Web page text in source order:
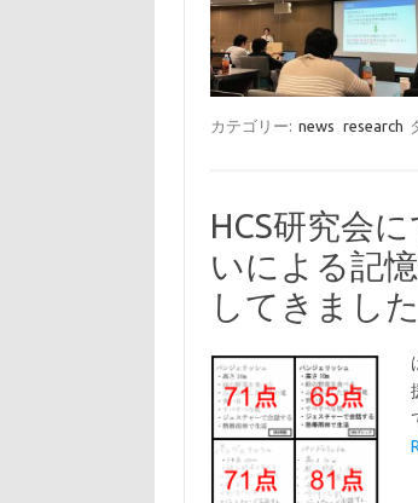
カテゴリー: news research
HCS研究会
いによる記
してきまし